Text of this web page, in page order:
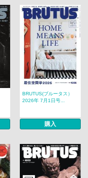
BRUTUS(ブルータス）
2026年 7月1日号...
購入